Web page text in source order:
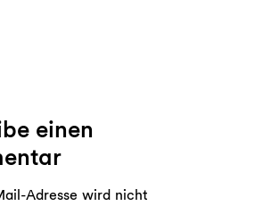
einen
Adresse wird nicht